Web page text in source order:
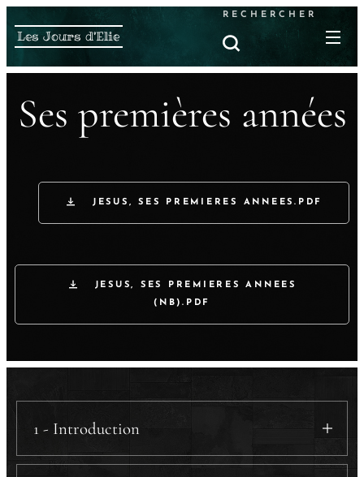
Les Jours d'Elie
RECHERCHER
Ses premières années
JESUS, SES PREMIERES ANNEES.PDF
JESUS, SES PREMIERES ANNEES
(NB).PDF
1 - Introduction